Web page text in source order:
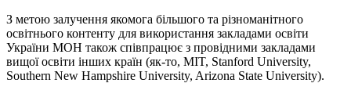
З метою залучення якомога більшого та різноманітного
освітнього контенту для використання закладами освіти
України МОН також співпрацює з провідними закладами
вищої освіти інших країн (як-то, MIT, Stanford University,
Southern New Hampshire University, Arizona State University).